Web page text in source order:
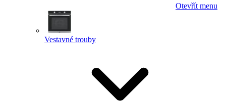
Otevřít menu
Vestavné trouby